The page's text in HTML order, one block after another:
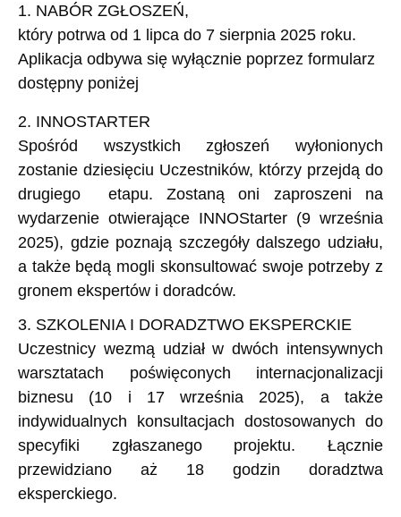
1. NABÓR ZGŁOSZEŃ,
który potrwa od 1 lipca do 7 sierpnia 2025 roku.
Aplikacja odbywa się wyłącznie poprzez formularz
dostępny poniżej
2. INNOSTARTER
Spośród wszystkich zgłoszeń wyłonionych
zostanie dziesięciu Uczestników, którzy przejdą do
drugiego etapu. Zostaną oni zaproszeni na
wydarzenie otwierające INNOStarter (9 września
2025), gdzie poznają szczegóły dalszego udziału,
a także będą mogli skonsultować swoje potrzeby z
gronem ekspertów i doradców.
3. SZKOLENIA I DORADZTWO EKSPERCKIE
Uczestnicy wezmą udział w dwóch intensywnych
warsztatach poświęconych internacjonalizacji
biznesu (10 i 17 września 2025), a także
indywidualnych konsultacjach dostosowanych do
specyfiki zgłaszanego projektu. Łącznie
przewidziano aż 18 godzin doradztwa
eksperckiego.